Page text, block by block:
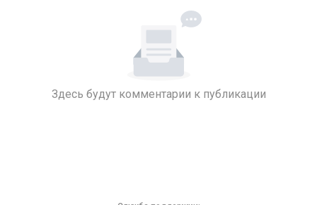
Здесь будут комментарии к публикации